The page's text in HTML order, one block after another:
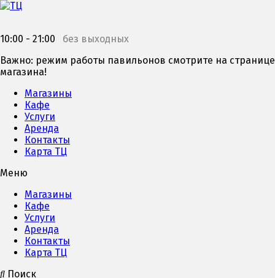
10:00 - 21:00 без выходных
Важно: режим работы павильонов смотрите на странице
магазина!
Магазины
Кафе
Услуги
Аренда
Контакты
Карта ТЦ
Меню
Магазины
Кафе
Услуги
Аренда
Контакты
Карта ТЦ
Поиск